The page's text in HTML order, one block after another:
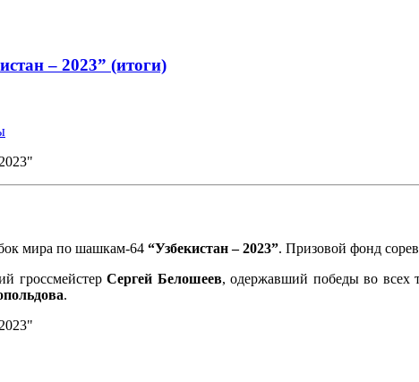
– 2023” (итоги)
мира по шашкам-64 “Узбекистан – 2023”. Призовой фонд
гроссмейстерСергей Белошеев, одержавший победы во всех
.